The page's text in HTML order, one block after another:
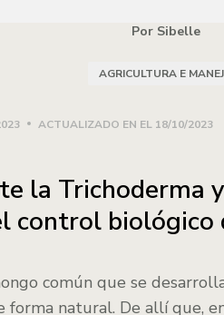
Por Sibelle
AGRICULTURA E
ACTUALIZADO EN EL 18/10/2023
la Trichoderma
control biológico
común que se
natural. De allí que,